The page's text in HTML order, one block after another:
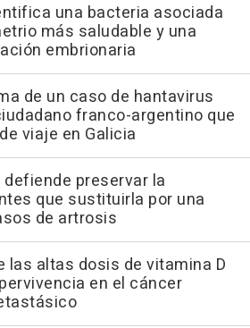
una bacteria asociada
más saludable y una
embrionaria
de un caso de hantavirus
franco-argentino que
viaje en Galicia
preservar la
que sustituirla por una
de artrosis
las altas dosis de vitamina D
en el cáncer